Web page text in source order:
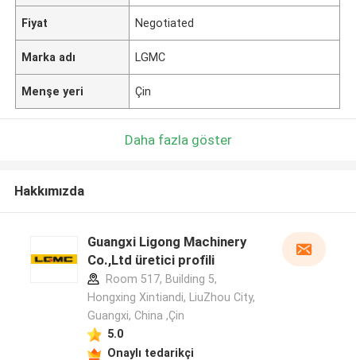
Fiyat Negotiated
Marka adı LGMC
Menşe yeri Çin
Daha fazla göster
Hakkımızda
Guangxi Ligong Machinery
Co.,Ltd üretici profili
Room 517, Building 5,
Hongxing Xintiandi, LiuZhou City,
Guangxi, China ,Çin
5.0
Onaylı tedarikçi